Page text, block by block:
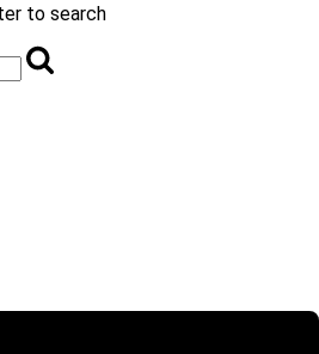
to search